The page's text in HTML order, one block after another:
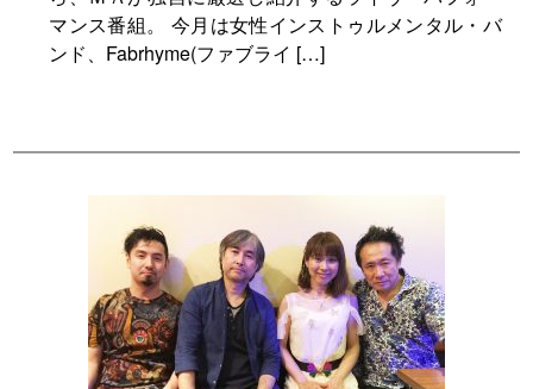
マンス番組。 今月は女性インストゥルメンタル・バ
ンド、Fabrhyme(ファブライ […]